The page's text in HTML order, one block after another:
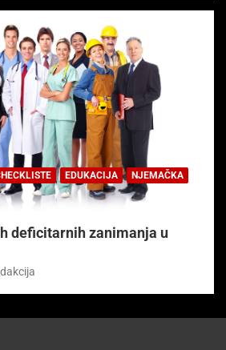
EDUKACIJA
NJEMAČKA
deficitarnih zanimanja u